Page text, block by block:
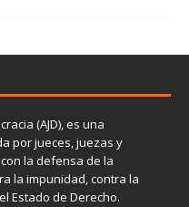
(AJD), es una
por jueces, juezas y
la defensa de la
la impunidad, contra la
Estado de Derecho.